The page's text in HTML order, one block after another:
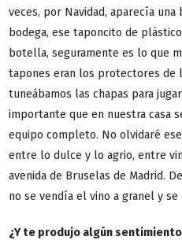
veces, por Navidad, aparecía
bodega, ese taponcito de
botella, seguramente es lo que
tapones eran los protectores de
tuneábamos las chapas para
importante que en nuestra casa
equipo completo. No olvidaré
entre lo dulce y lo agrio, entre
avenida de Bruselas de Madrid.
no se vendía el vino a granel y
¿Y te produjo algún